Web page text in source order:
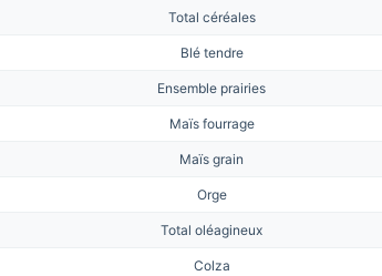
Total céréales
Blé tendre
Ensemble prairies
Maïs fourrage
Maïs grain
Orge
Total oléagineux
Colza